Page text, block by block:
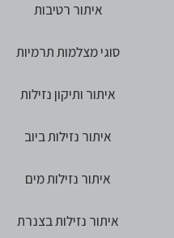
איתור רטיבות
סוגי מצלמות תרמיות
איתור ותיקון נזילות
איתור נזילות ביוב
איתור נזילות מים
איתור נזילות בצנרת